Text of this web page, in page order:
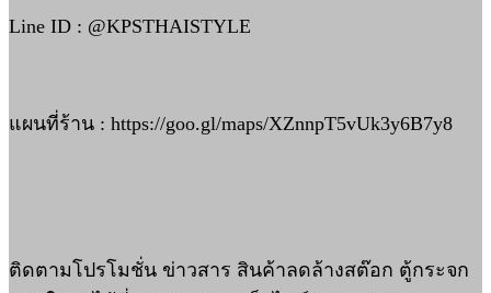
Line ID : @KPSTHAISTYLE
แผนที่ร้าน : https://goo.gl/maps/XZnnpT5vUk3y6B7y8
ติดตามโปรโมชั่น ข่าวสาร สินค้าลดล้างสต๊อก ตู้กระจก